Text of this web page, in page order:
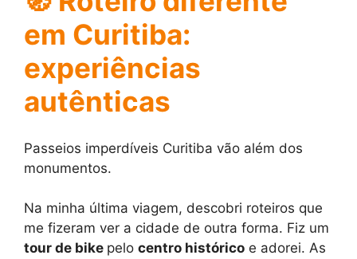
em Curitiba:
experiências
autênticas
Passeios imperdíveis Curitiba vão além dos
monumentos.
Na minha última viagem, descobri roteiros que
me fizeram ver a cidade de outra forma. Fiz um
tour de bike pelo centro histórico e adorei. As